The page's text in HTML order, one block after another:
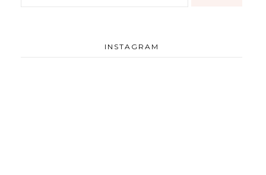
INSTAGRAM